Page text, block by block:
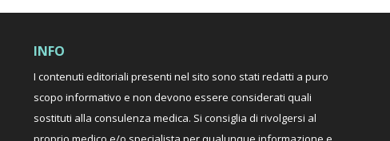
INFO
I contenuti editoriali presenti nel sito sono stati redatti a puro
scopo informativo e non devono essere considerati quali
sostituti alla consulenza medica. Si consiglia di rivolgersi al